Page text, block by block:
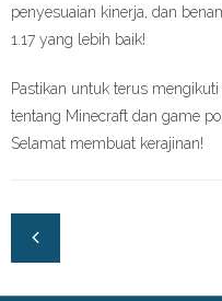
penyesuaian kinerja, dan
1.17 yang lebih baik!
Pastikan untuk terus
tentang Minecraft dan game
Selamat membuat kerajinan!